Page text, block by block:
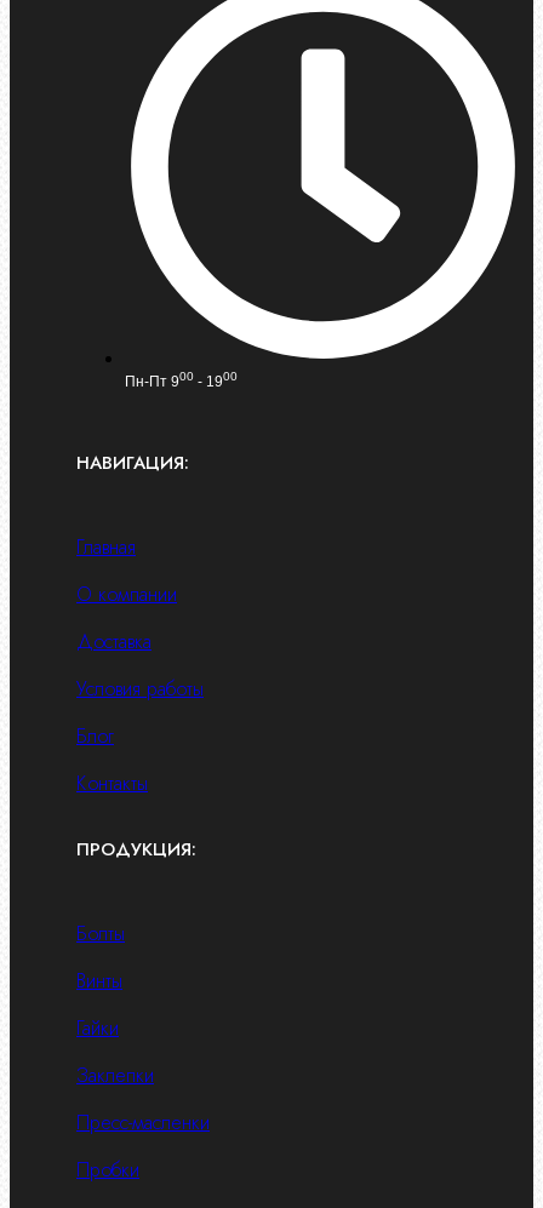
Пн-Пт 900 - 1900
НАВИГАЦИЯ:
Главная
О компании
Доставка
Условия работы
Блог
Контакты
ПРОДУКЦИЯ:
Болты
Винты
Гайки
Заклепки
Пресс-масленки
Пробки